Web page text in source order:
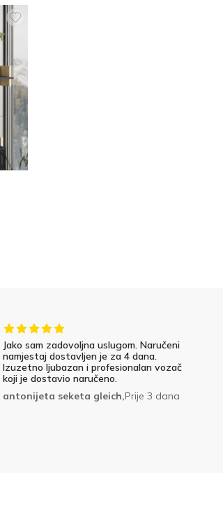
Jako sam zadovoljna uslugom. Naručeni
namjestaj dostavljen je za 4 dana.
Izuzetno ljubazan i profesionalan vozač
koji je dostavio naručeno.
antonijeta seketa gleich,Prije 3 dana